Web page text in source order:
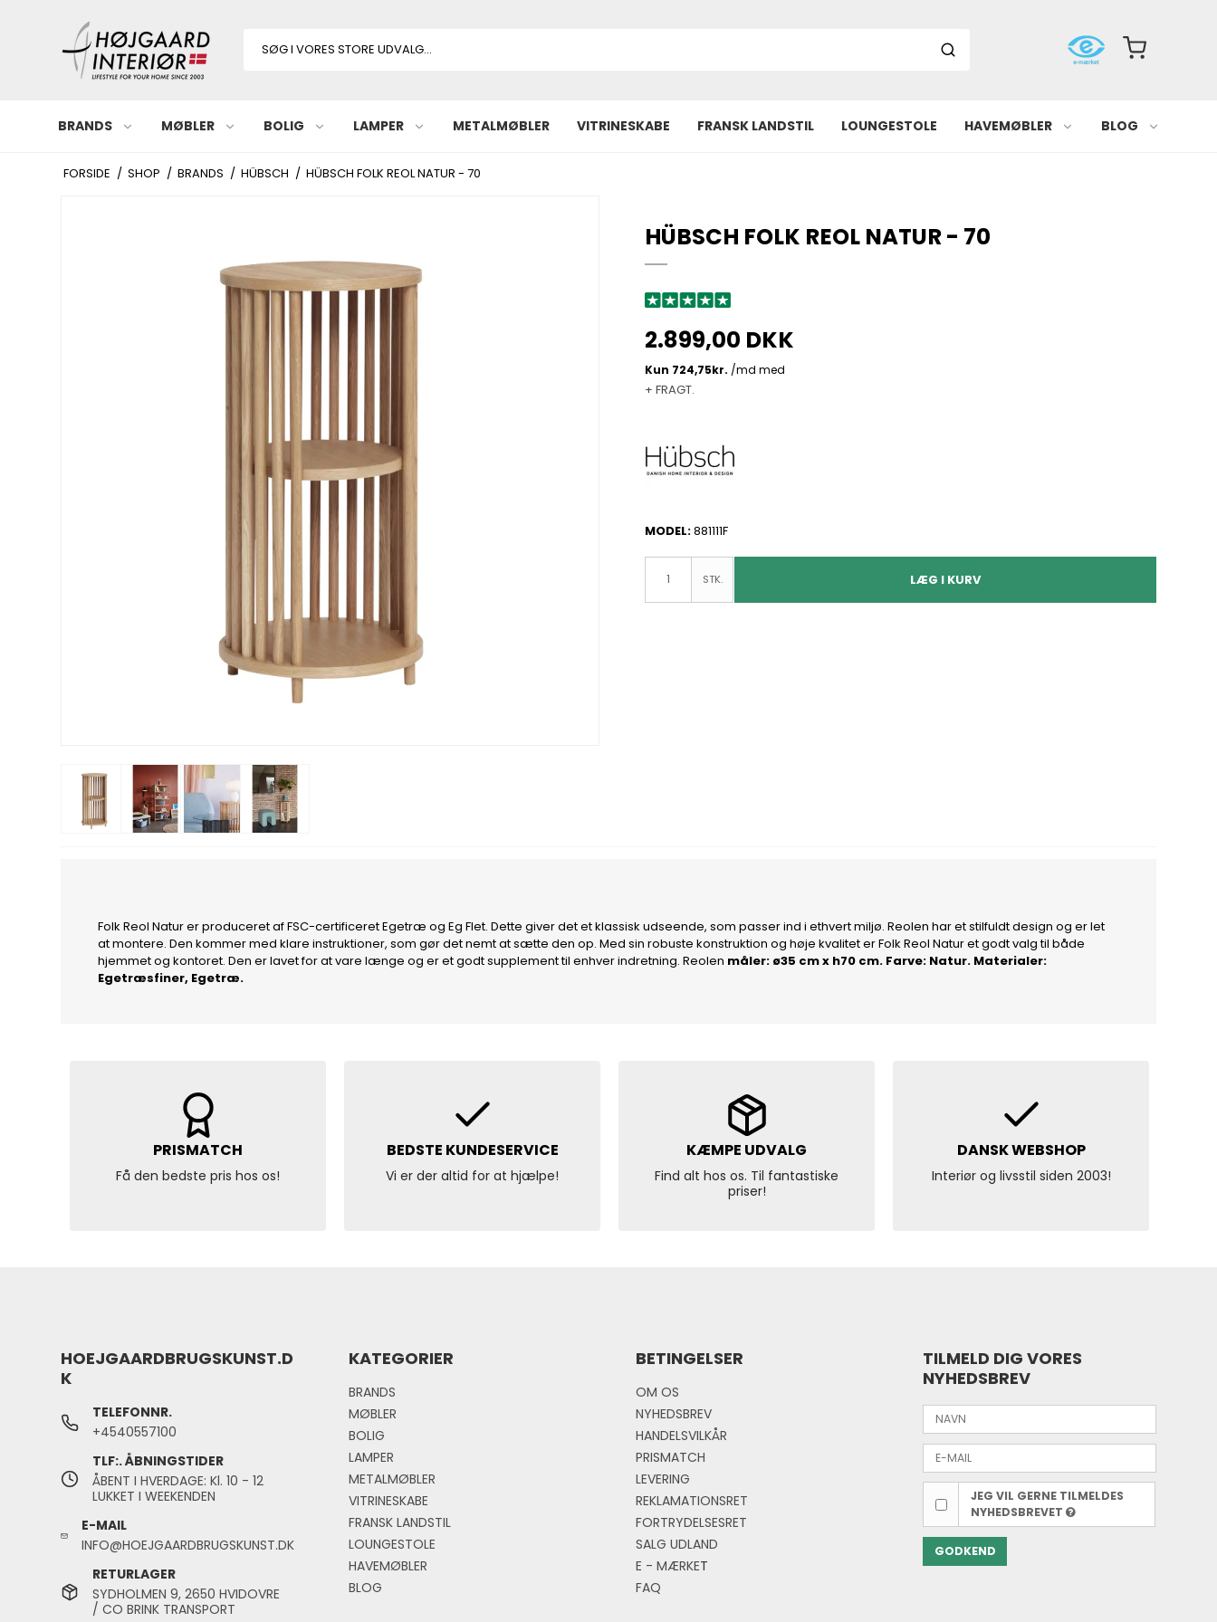
BRANDS MØBLER BOLIG LAMPER METALMØBLER VITRINESKABE FRANSK LANDSTIL LOUNGESTOLE HAVEMØBLER BLOG
FORSIDE / SHOP / BRANDS / HÜBSCH / HÜBSCH FOLK REOL NATUR - 70
HÜBSCH FOLK REOL NATUR - 70
2.899,00 DKK
+ FRAGT.
MODEL:881111F
STK. LÆG I KURV
Folk Reol Natur er produceret af FSC-certificeret Egetræ og Eg Flet. Dette giver det et klassisk udseende, som passer ind i ethvert miljø. Reolen har et stilfuldt design og er let
at montere. Den kommer med klare instruktioner, som gør det nemt at sætte den op. Med sin robuste konstruktion og høje kvalitet er Folk Reol Natur et godt valg til både
hjemmet og kontoret. Den er lavet for at vare længe og er et godt supplement til enhver indretning. Reolen måler: ø35 cm x h70 cm. Farve: Natur. Materialer:
Egetræsfiner, Egetræ.
PRISMATCH
Få den bedste pris hos os!
BEDSTE KUNDESERVICE
Vi er der altid for at hjælpe!
KÆMPE UDVALG
Find alt hos os. Til fantastiske
priser!
DANSK WEBSHOP
Interiør og livsstil siden 2003!
HOEJGAARDBRUGSKUNST.D
K
TELEFONNR.
+4540557100
TLF:. ÅBNINGSTIDER
ÅBENT I HVERDAGE: Kl. 10 - 12
LUKKET I WEEKENDEN
E-MAIL
INFO@HOEJGAARDBRUGSKUNST.DK
RETURLAGER
SYDHOLMEN 9, 2650 HVIDOVRE
/ CO BRINK TRANSPORT
KATEGORIER
BRANDS
MØBLER
BOLIG
LAMPER
METALMØBLER
VITRINESKABE
FRANSK LANDSTIL
LOUNGESTOLE
HAVEMØBLER
BLOG
BETINGELSER
OM OS
NYHEDSBREV
HANDELSVILKÅR
PRISMATCH
LEVERING
REKLAMATIONSRET
FORTRYDELSESRET
SALG UDLAND
E - MÆRKET
FAQ
TILMELD DIG VORES
NYHEDSBREV
JEG VIL GERNE TILMELDES
NYHEDSBREVET
GODKEND